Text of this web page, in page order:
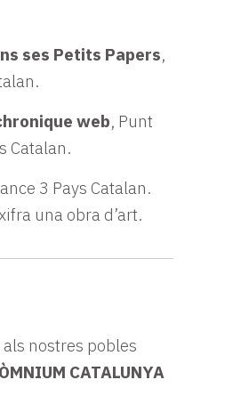
ses Petits Papers,
web, Punt
Catalan.
3 Pays Catalan.
una obra d’art.
nostres pobles
ÒMNIUM CATALUNYA